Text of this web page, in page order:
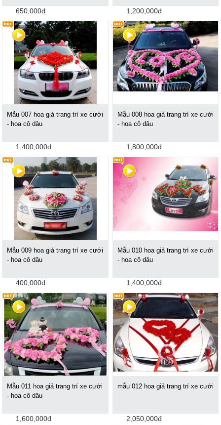
650,000đ 1,200,000đ
Mẫu 007 hoa giả trang trí xe cưới
- hoa cô dâu
1,400,000đ
Mẫu 008 hoa giả trang trí xe cưới
- hoa cô dâu
1,800,000đ
Mẫu 009 hoa giả trang trí xe cưới
- hoa cô dâu
400,000đ
Mẫu 010 hoa giả trang trí xe cưới
- hoa cô dâu
1,400,000đ
Mẫu 011 hoa giả trang trí xe cưới
- hoa cô dâu
1,600,000đ
mẫu 012 hoa giả trang trí xe cưới
2,050,000đ